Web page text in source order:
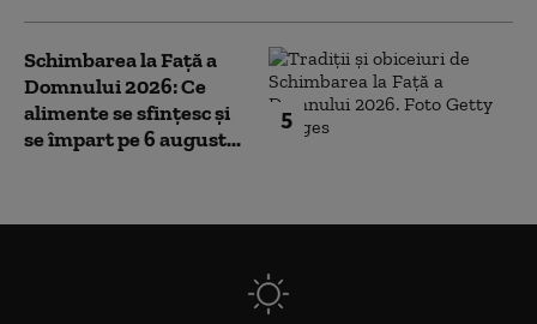
5
Schimbarea la Față a
Domnului 2026: Ce
alimente se sfințesc și
se împart pe 6 august...